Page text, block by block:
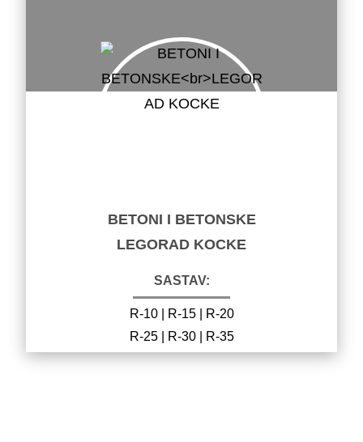
BETONI I BETONSKE
LEGORAD KOCKE
SASTAV:
R-10 | R-15 | R-20
R-25 | R-30 | R-35